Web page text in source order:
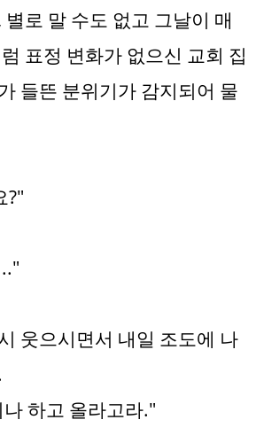
로 말 수도 없고 그날이 매
표정 변화가 없으신 교회 집
들뜬 분위기가 감지되어 물
?"
웃으시면서 내일 조도에 나
하고 올라고라."